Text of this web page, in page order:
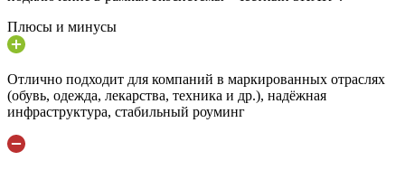
Плюсы и минусы
Отлично подходит для компаний в маркированных отраслях
(обувь, одежда, лекарства, техника и др.), надёжная
инфраструктура, стабильный роуминг